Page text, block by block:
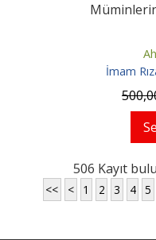
İmam
500
506 Kayıt
<< < 1 2 3 4 5